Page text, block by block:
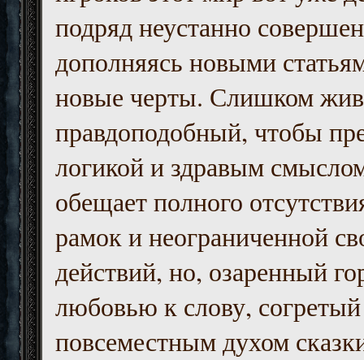
подряд неустанно
дополняясь новыми
новые черты. Слишком
правдоподобный, чтобы
логикой и здравым
обещает полного
рамок и неограниченной
действий, но, озаренный
любовью к слову, согретый
повсеместным духом